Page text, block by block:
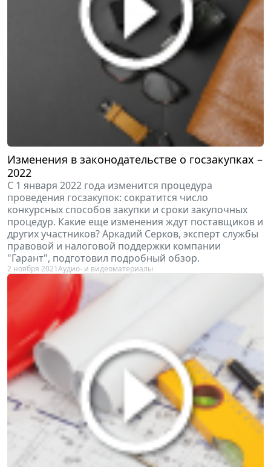
Изменения в законодательстве о госзакупках –
2022
С 1 января 2022 года изменится процедура
проведения госзакупок: сократится число
конкурсных способов закупки и сроки закупочных
процедур. Какие еще изменения ждут поставщиков и
других участников? Аркадий Серков, эксперт службы
правовой и налоговой поддержки компании
"Гарант", подготовил подробный обзор.
2 ноября 2021Аудио- и видеоматериалы